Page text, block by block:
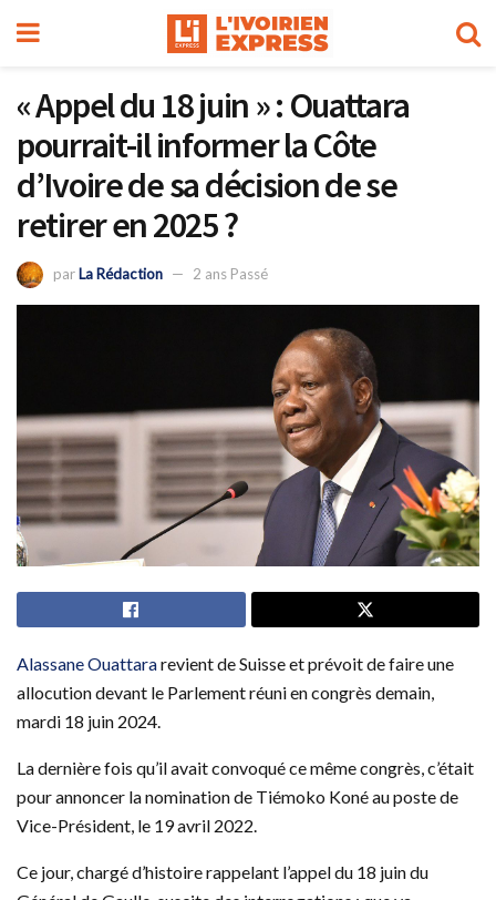
« Appel du 18 juin » : Ouattara
pourrait-il informer la Côte
d’Ivoire de sa décision de se
retirer en 2025 ?
parLa Rédaction 2 ans Passé
Alassane Ouattararevient de Suisse et prévoit de faire une
allocution devant le Parlement réuni en congrès demain,
mardi 18 juin 2024.
La dernière fois qu’il avait convoqué ce même congrès, c’était
pour annoncer la nomination de Tiémoko Koné au poste de
Vice-Président, le 19 avril 2022.
Ce jour, chargé d’histoire rappelant l’appel du 18 juin du